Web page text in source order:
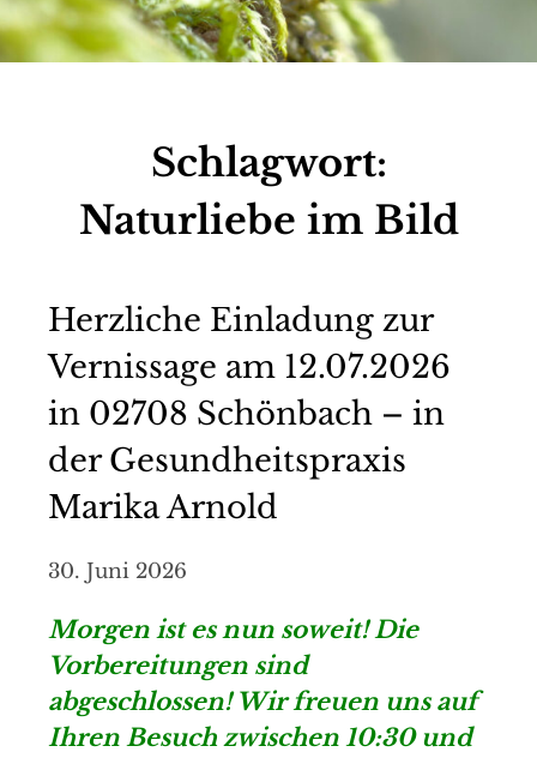
Schlagwort:
Naturliebe im Bild
Herzliche Einladung zur
Vernissage am 12.07.2026
in 02708 Schönbach – in
der Gesundheitspraxis
Marika Arnold
30. Juni 2026
Morgen ist es nun soweit! Die
Vorbereitungen sind
abgeschlossen! Wir freuen uns auf
Ihren Besuch zwischen 10:30 und